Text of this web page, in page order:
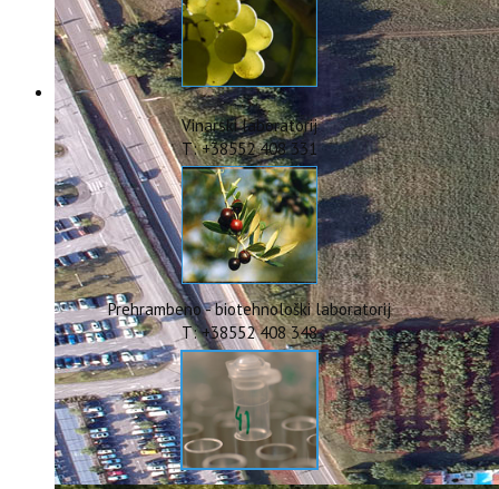
Godišnji izvještaj
Javna nabava
Natječaji za radna mjesta
Zakonodavni okvir
Akti Instituta
Linkovi
Kontakt
webmail
Popularizacija znanosti
ERASMUS+
HyPro4ST
DIGIAGRI
GreenTea
CIRCOLIVE
Vinarski laboratorij
T: +38552 408 331
Prehrambeno - biotehnološki laboratorij
T: +38552 408 348